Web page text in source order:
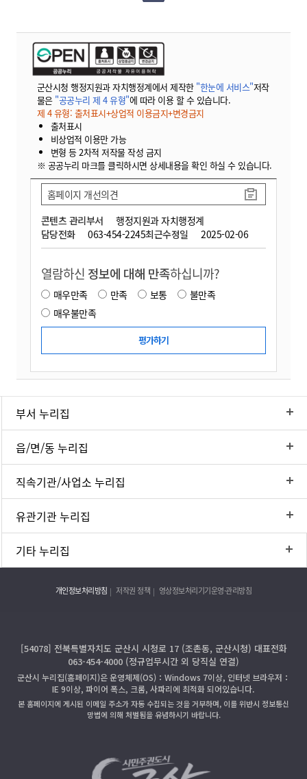
군산시청 행정지원과 자치행정계에서 제작한 "한눈에 서비스"저작
물은 "공공누리 제 4 유형"에 따라 이용 할 수 있습니다.
제 4 유형: 출처표시+상업적 이용금지+변경금지
출처표시
비상업적 이용만 가능
변형 등 2차적 저작물 작성 금지
※ 공공누리 마크를 클릭하시면 상세내용을 확인 하실 수 있습니다.
콘텐츠 관리부서
행정지원과 자치행정계
담당전화
063-454-2245최근수정일 2025-02-06
홈페이지 개선의견
열람하신 정보에 대해 만족하십니까?
매우만족 만족 보통
불만족
매우불만족
부서 누리집
읍/면/동 누리집
직속기관/사업소 누리집
유관기관 누리집
기타 누리집
개인정보처리방침 저작권 정책 영상정보처리기기운영·관리방침
[54078] 전북특별자치도 군산시 시청로 17 (조촌동, 군산시청) 대표전화
063-454-4000 (정규업무시간 외 당직실 연결)
군산시 누리집(홈페이지)은 운영체제(OS)：Windows 7이상, 인터넷 브라우저：
IE 9이상, 파이어 폭스, 크롬, 사파리에 최적화 되어있습니다.
본 홈페이지에 게시된 이메일 주소가 자동 수집되는 것을 거부하며, 이를 위반시 정보통신
망법에 의해 처벌됨을 유념하시기 바랍니다.